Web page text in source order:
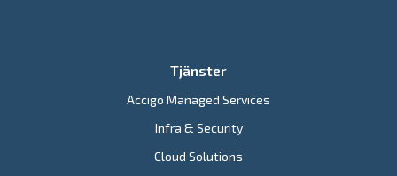
Tjänster
Accigo Managed Services
Infra & Security
Cloud Solutions